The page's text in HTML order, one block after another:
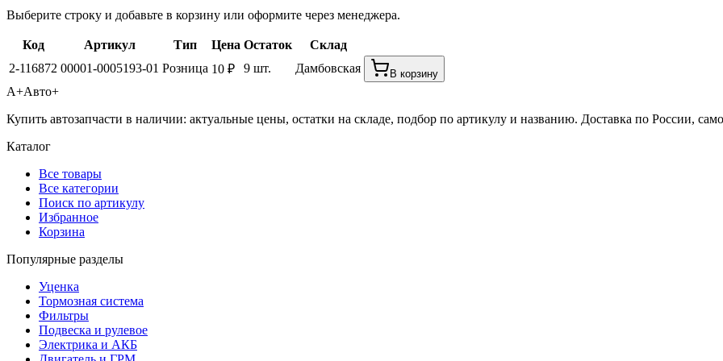
Выберите строку и добавьте в корзину или оформите через менеджера.
Код Артикул Тип Цена Остаток
Склад
2-116872 00001-0005193-01 Розница 10 ₽ 9 шт. Дамбовская В корзину
А+Авто+
Купить автозапчасти в наличии: актуальные цены, остатки на складе, подбор по артикулу и названию. Доставка по России,
Каталог
Все товары
Все категории
Поиск по артикулу
Избранное
Корзина
Популярные разделы
Уценка
Тормозная система
Фильтры
Подвеска и рулевое
Электрика и АКБ